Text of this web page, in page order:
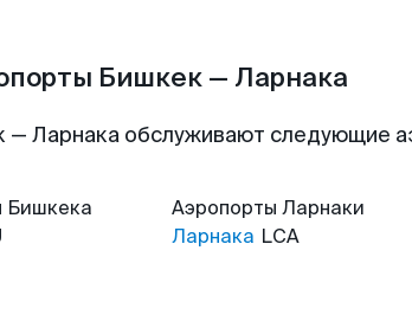
Бишкек — Ларнака
— Ларнака обслуживают следующие
Бишкека
Аэропорты Ларнаки
Ларнака LCA